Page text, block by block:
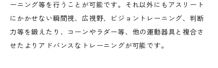
ーニング等を行うことが可能です。それ以外にもアスリート
にかかせない瞬間視、広視野、ビジョントレーニング、判断
力等を鍛えたり、コーンやラダー等、他の運動器具と複合さ
せたよりアドバンスなトレーニングが可能です。